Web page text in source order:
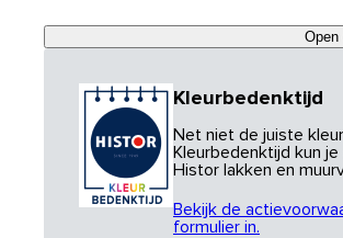
Open
Kleurbedenktijd
Net niet de juiste
Kleurbedenktijd kun
Histor lakken en
Bekijk de
formulier in.